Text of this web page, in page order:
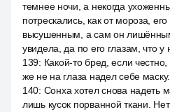
темнее ночи, а некогда
потрескались, как от мороза,
высушенным, а сам он
увидела, да по его глазам, что у
139: Какой-то бред, если
же не на глаза надел себе маску.
140: Сонха хотел снова надеть
лишь кусок порванной ткани.